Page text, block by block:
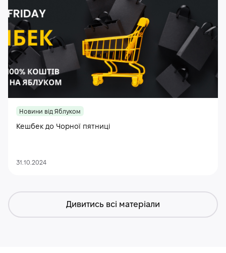
Новини від Яблуком
Кешбек до Чорної пятниці
31.10.2024
Дивитись всі матеріали